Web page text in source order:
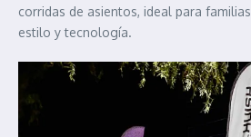
corridas de asientos, ideal para
estilo y tecnología.